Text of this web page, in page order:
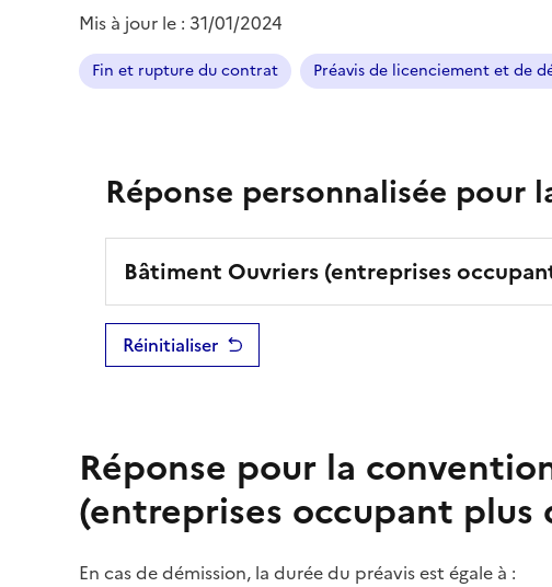
Mis à jour le : 31/01/2024
Fin et rupture du contrat Préavis de licenciement et de
Réponse personnalisée pour
Bâtiment Ouvriers (entreprises
Réinitialiser
Réponse pour la
(entreprises occupant plus
En cas de démission, la durée du préavisest égale à :